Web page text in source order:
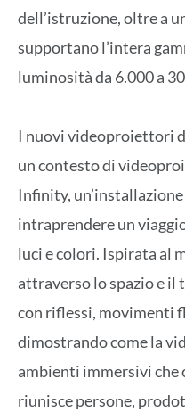
dell’istruzione, oltre a
supportano l’intera
luminosità da 6.000 a
I nuovi videoproiettori
un contesto di
Infinity,
intraprendere un
luci e colori. Ispirata al
attraverso lo spazio e il
con riflessi, movimenti
dimostrando come la
ambienti immersivi
riunisce persone,